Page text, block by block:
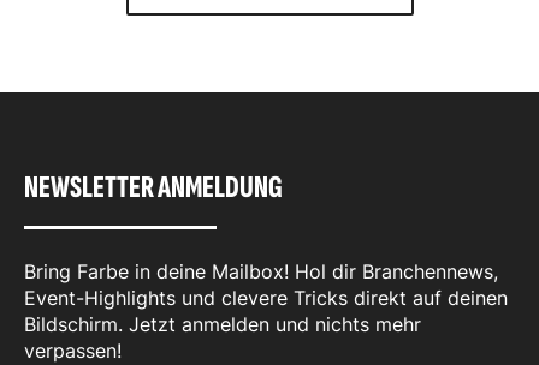
NEWSLETTER ANMELDUNG
Bring Farbe in deine Mailbox! Hol dir Branchennews,
Event-Highlights und clevere Tricks direkt auf deinen
Bildschirm. Jetzt anmelden und nichts mehr
verpassen!